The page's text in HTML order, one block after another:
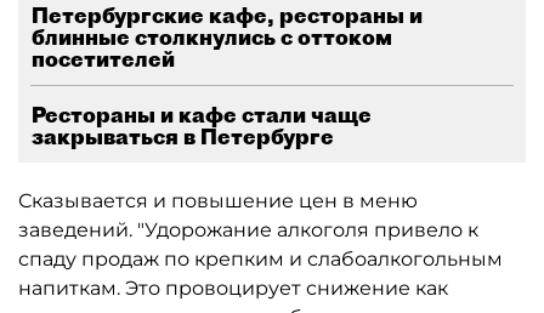
Петербургские кафе, рестораны и
блинные столкнулись с оттоком
посетителей
Рестораны и кафе стали чаще
закрываться в Петербурге
Сказывается и повышение цен в меню
заведений. "Удорожание алкоголя привело к
спаду продаж по крепким и слабоалкогольным
напиткам. Это провоцирует снижение как